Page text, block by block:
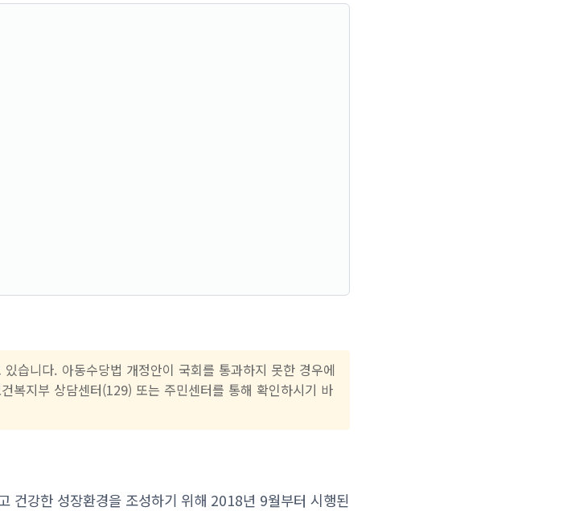
습니다. 아동수당법 개정안이 국회를 통과하지 못한 경우에
복지부 상담센터(129) 또는 주민센터를 통해 확인하시기 바
건강한 성장환경을 조성하기 위해 2018년 9월부터 시행된